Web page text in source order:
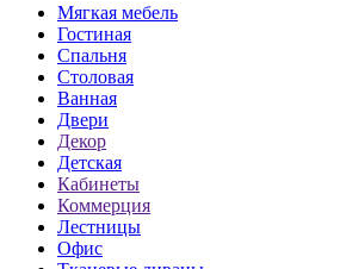
Мягкая мебель
Гостиная
Спальня
Столовая
Ванная
Двери
Декор
Детская
Кабинеты
Коммерция
Лестницы
Офис